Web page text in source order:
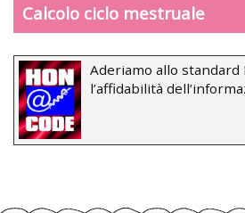
Calcolo ciclo mestruale
Aderiamo allo standard
l’affidabilità